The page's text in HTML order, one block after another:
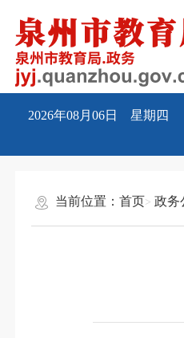
2026年08月06日 星期四
当前位置：首页 政务